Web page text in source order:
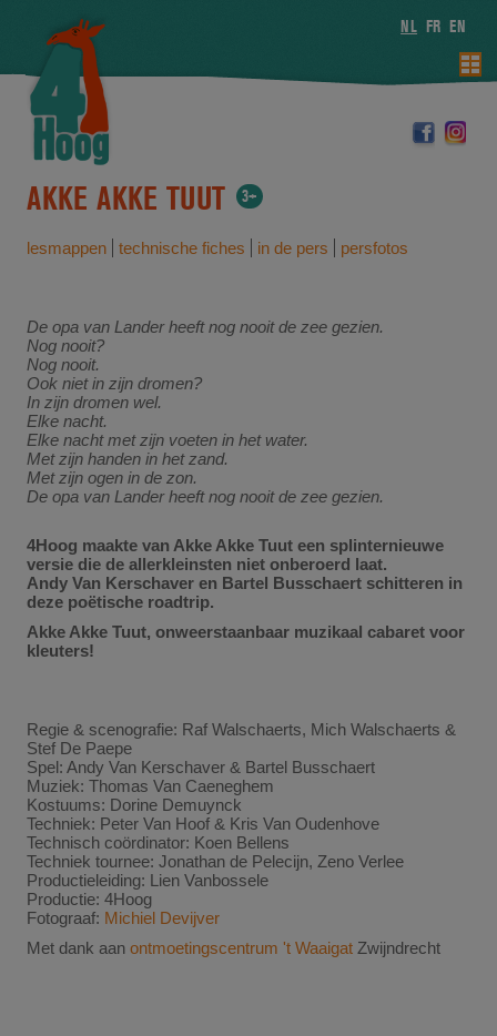
NL FR EN
AKKE AKKE TUUT 3+
lesmappen technische fiches in de pers persfotos
De opa van Lander heeft nog nooit de zee gezien.
Nog nooit?
Nog nooit.
Ook niet in zijn dromen?
In zijn dromen wel.
Elke nacht.
Elke nacht met zijn voeten in het water.
Met zijn handen in het zand.
Met zijn ogen in de zon.
De opa van Lander heeft nog nooit de zee gezien.
4Hoog maakte van Akke Akke Tuut een splinternieuwe
versie die de allerkleinsten niet onberoerd laat.
Andy Van Kerschaver en Bartel Busschaert schitteren in
deze poëtische roadtrip.
Akke Akke Tuut, onweerstaanbaar muzikaal cabaret voor
kleuters!
Regie & scenografie: Raf Walschaerts, Mich Walschaerts &
Stef De Paepe
Spel: Andy Van Kerschaver & Bartel Busschaert
Muziek: Thomas Van Caeneghem
Kostuums: Dorine Demuynck
Techniek: Peter Van Hoof & Kris Van Oudenhove
Technisch coördinator: Koen Bellens
Techniek tournee: Jonathan de Pelecijn, Zeno Verlee
Productieleiding: Lien Vanbossele
Productie: 4Hoog
Fotograaf: Michiel Devijver
Met dank aan ontmoetingscentrum 't WaaigatZwijndrecht